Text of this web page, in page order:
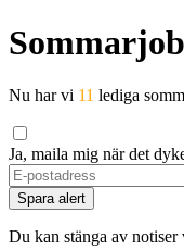
Nu har vi 11 lediga
Ja, maila mig när det
If
you
are
a
Spara alert
Du kan stänga av notiser